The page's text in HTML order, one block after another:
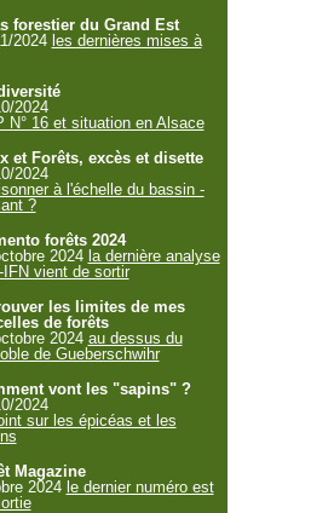
forestier du Grand Est
2024 les dernières mises à
2024
N° 16 et situation en Alsace
et Forêts, excès et disette
2024
à l'échelle du bassin -
?
forêts 2024
2024 la dernière analyse
IFN vient de sortir
les limites de mes
de forêts
2024 au dessus du
de Gueberschwihr
vont les "sapins" ?
2024
sur les épicéas et les
Magazine
2024 le dernier numéro est